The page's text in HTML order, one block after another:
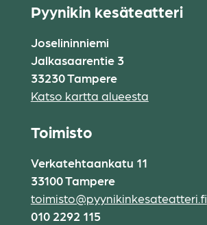
Pyynikin kesäteatteri
Joselininniemi
Jalkasaarentie 3
33230 Tampere
Katso kartta alueesta
Toimisto
Verkatehtaankatu 11
33100 Tampere
toimisto@pyynikinkesateatteri.fi
010 2292 115